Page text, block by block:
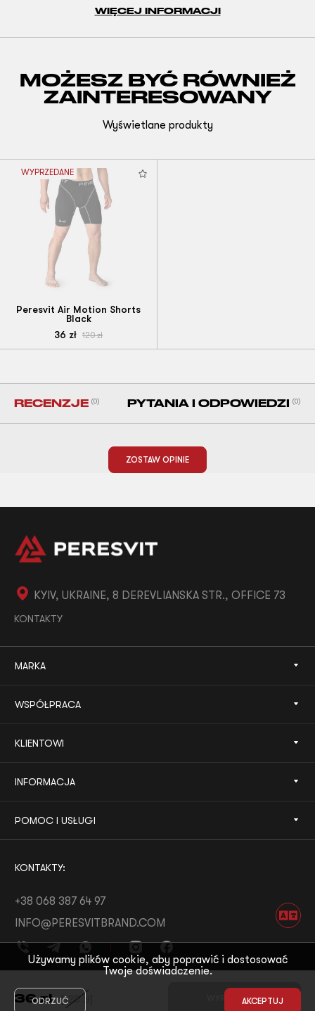
36 zł [120 WYPRZEDANE
WIĘCEJ INFORMACJI
MOŻESZ BYĆ RÓWNIEŻ
ZAINTERESOWANY
Wyświetlane produkty
WYPRZEDANE
Peresvit Air Motion Shorts
Black
36 zł 120zł
RECENZJE (0) PYTANIA I ODPOWIEDZI (0)
ZOSTAW OPINIE
KYIV, UKRAINE, 8 DEREVLIANSKA STR., OFFICE 73
KONTAKTY
MARKA
WSPÓŁPRACA
KLIENTOWI
INFORMACJA
POMOC I USŁUGI
KONTAKTY:
+38 068 387 64 97
INFO@PERESVITBRAND.COM
© 2026 PERESVIT
ROZWÓJ OD:
THE FIRST THE LAST
Używamy plików cookie, aby poprawić i dostosować
Twoje doświadczenie.
ODRZUĆ AKCEPTUJ